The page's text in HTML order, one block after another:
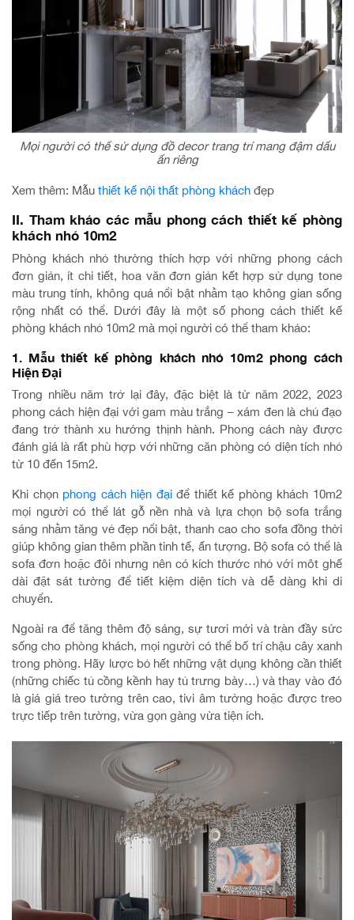
Mọi người có thể sử dụng đồ decor trang trí mang đậm dấu
ấn riêng
Xem thêm: Mẫu thiết kế nội thất phòng khách đẹp
II. Tham khảo các mẫu phong cách thiết kế phòng
khách nhỏ 10m2
Phòng khách nhỏ thường thích hợp với những phong cách
đơn giản, ít chi tiết, hoa văn đơn giản kết hợp sử dụng tone
màu trung tính, không quá nổi bật nhằm tạo không gian sống
rộng nhất có thể. Dưới đây là một số phong cách thiết kế
phòng khách nhỏ 10m2 mà mọi người có thể tham khảo:
1. Mẫu thiết kế phòng khách nhỏ 10m2 phong cách
Hiện Đại
Trong nhiều năm trở lại đây, đặc biệt là từ năm 2022, 2023
phong cách hiện đại với gam màu trắng – xám đen là chủ đạo
đang trở thành xu hướng thịnh hành. Phong cách này được
đánh giá là rất phù hợp với những căn phòng có diện tích nhỏ
từ 10 đến 15m2.
Khi chọn phong cách hiện đạiđể thiết kế phòng khách 10m2
mọi người có thể lát gỗ nền nhà và lựa chọn bộ sofa trắng
sáng nhằm tăng vẻ đẹp nổi bật, thanh cao cho sofa đồng thời
giúp không gian thêm phần tinh tế, ấn tượng. Bộ sofa có thể là
sofa đơn hoặc đôi nhưng nên có kích thước nhỏ với môt ghế
dài đặt sát tường để tiết kiệm diện tích và dễ dàng khi di
chuyển.
Ngoài ra để tăng thêm độ sáng, sự tươi mới và tràn đầy sức
sống cho phòng khách, mọi người có thể bố trí chậu cây xanh
trong phòng. Hãy lược bỏ hết những vật dụng không cần thiết
(những chiếc tủ cồng kềnh hay tủ trưng bày…) và thay vào đó
là giá giá treo tường trên cao, tivi âm tường hoặc được treo
trực tiếp trên tường, vừa gọn gàng vừa tiện ích.